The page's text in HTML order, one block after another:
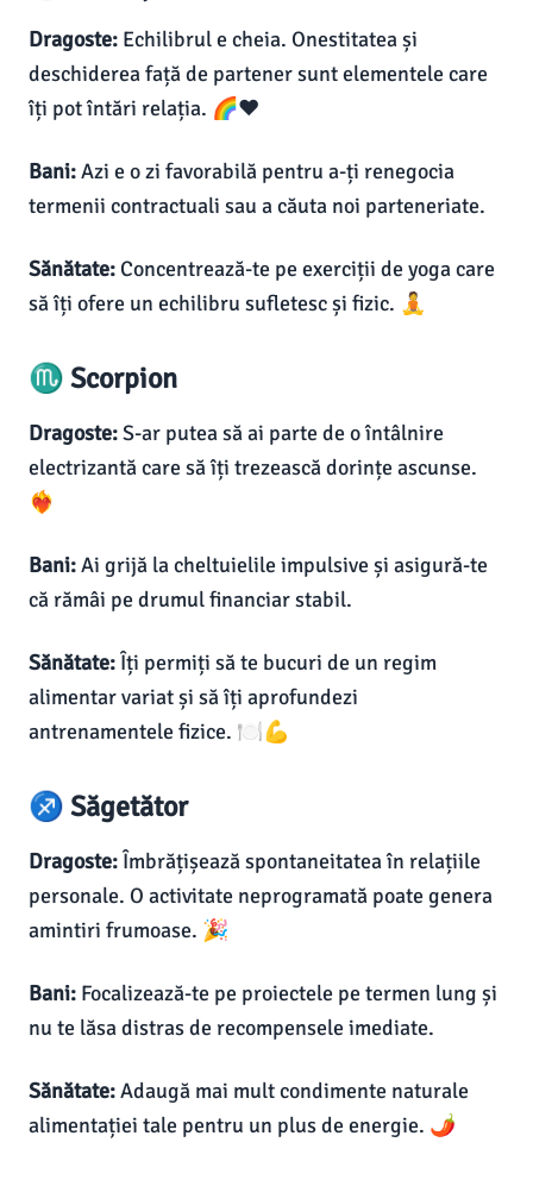
Dragoste: Echilibrul e cheia. Onestitatea și
deschiderea față de partener sunt elementele care
îți pot întări relația. 🌈❤️
Bani:Azi e o zi favorabilă pentru a-ți renegocia
termenii contractuali sau a căuta noi parteneriate.
Sănătate: Concentrează-te pe exerciții de yoga care
să îți ofere un echilibru sufletesc și fizic. 🧘
♏ Scorpion
Dragoste:S-ar putea să ai parte de o întâlnire
electrizantă care să îți trezească dorințe ascunse.
❤️‍🔥
Bani:Ai grijă la cheltuielile impulsive și asigură-te
că rămâi pe drumul financiar stabil.
Sănătate:Îți permiți să te bucuri de un regim
alimentar variat și să îți aprofundezi
antrenamentele fizice. 🍽️💪
♐ Săgetător
Dragoste:Îmbrățișează spontaneitatea în relațiile
personale. O activitate neprogramată poate genera
amintiri frumoase. 🎉
Bani: Focalizează-te pe proiectele pe termen lung și
nu te lăsa distras de recompensele imediate.
Sănătate:Adaugă mai mult condimente naturale
alimentației tale pentru un plus de energie. 🌶️